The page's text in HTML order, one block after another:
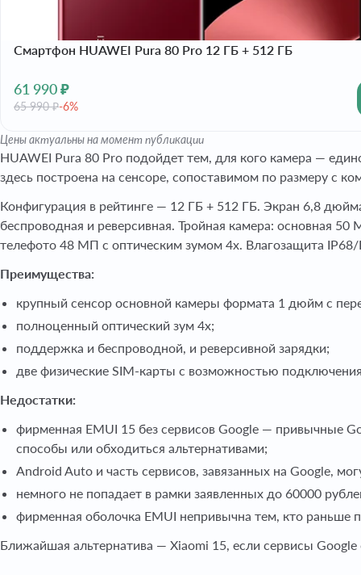
Смартфон HUAWEI Pura 80 Pro 12 ГБ + 512 ГБ
61 990 ₽
65 990 ₽-6%
Цены актуальны на момент публикации
HUAWEI Pura 80 Pro подойдет тем, для кого камера —
здесь построена на сенсоре, сопоставимом по размеру с
Конфигурация в рейтинге — 12 ГБ + 512 ГБ. Экран 6,8
беспроводная и реверсивная. Тройная камера: основная
телефото 48 МП с оптическим зумом 4x. Влагозащита IP68/
Преимущества:
крупный сенсор основной камеры формата 1 дюйм с
полноценный оптический зум 4x;
поддержка и беспроводной, и реверсивной зарядки;
две физические SIM-карты с возможностью
Недостатки:
фирменная EMUI 15 без сервисов Google — привычные
способы или обходиться альтернативами;
Android Auto и часть сервисов, завязанных на Google,
немного не попадает в рамки заявленных до 60000
фирменная оболочка EMUI непривычна тем, кто раньше
Ближайшая альтернатива — Xiaomi 15, если сервисы